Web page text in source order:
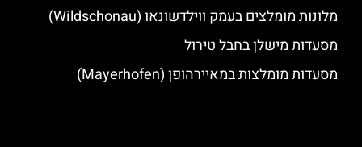
מלונות מומלצים בעמק ווילדשונאו (Wildschonau)
מסעדות מישלן בחבל טירול
מסעדות מומלצות במאיירהופן (Mayerhofen)